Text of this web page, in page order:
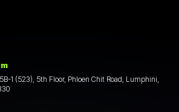
1 (523), 5th Floor, Phloen Chit Road, Lumphini,